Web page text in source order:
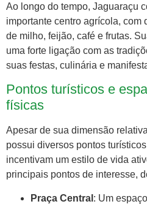
Ao longo do tempo, Jaguaraçu
importante centro agrícola, com
de milho, feijão, café e frutas.
uma forte ligação com as
suas festas, culinária e
Pontos turísticos e
físicas
Apesar de sua dimensão
possui diversos pontos
incentivam um estilo de vida
principais pontos de interesse,
Praça Central : Um